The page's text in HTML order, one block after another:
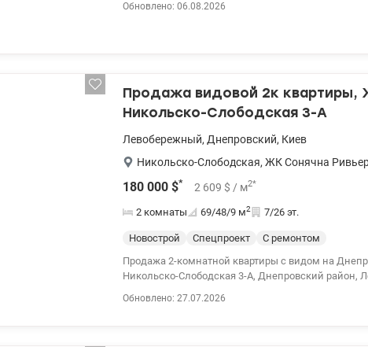
Обновлено: 06.08.2026
Продажа видовой 2к квартиры,
Никольско-Слободская 3-А
Левобережный, Днепровский, Киев
Никольско-Слободская, ЖК Сонячна
180 000 $* 2 609 $ / м2*
2 комнаты 69/48/9 м2 7/26 эт.
Новострой Спецпроект
С ремонтом
Продажа 2-комнатной квартиры с видом на
Никольско-Слободская 3-А, Днепровский
Обновлено: 27.07.2026